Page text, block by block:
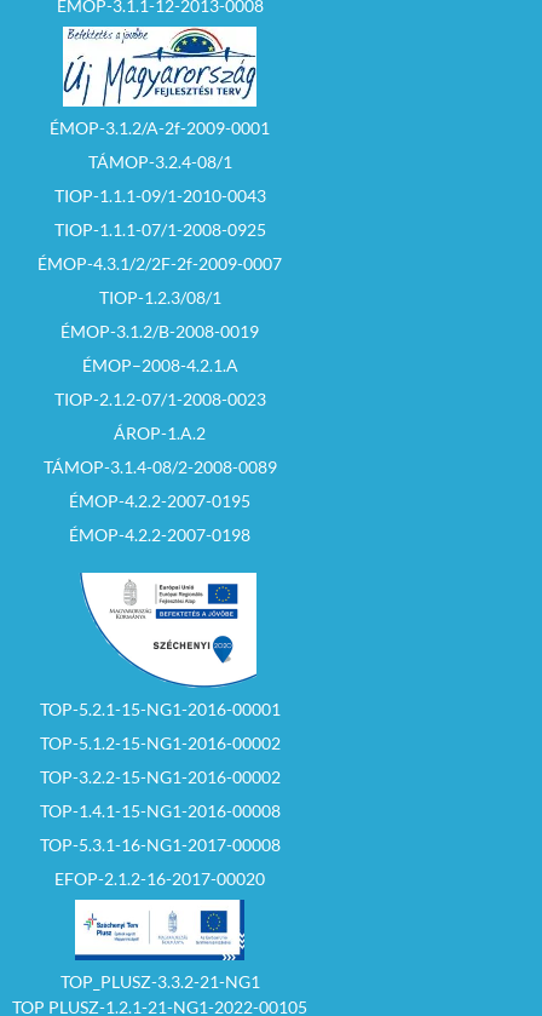
ÉMOP-3.1.1-12-2013-0008
ÉMOP-3.1.2/A-2f-2009-0001
TÁMOP-3.2.4-08/1
TIOP-1.1.1-09/1-2010-0043
TIOP-1.1.1-07/1-2008-0925
ÉMOP-4.3.1/2/2F-2f-2009-0007
TIOP-1.2.3/08/1
ÉMOP-3.1.2/B-2008-0019
ÉMOP–2008-4.2.1.A
TIOP-2.1.2-07/1-2008-0023
ÁROP-1.A.2
TÁMOP-3.1.4-08/2-2008-0089
ÉMOP-4.2.2-2007-0195
ÉMOP-4.2.2-2007-0198
TOP-5.2.1-15-NG1-2016-00001
TOP-5.1.2-15-NG1-2016-00002
TOP-3.2.2-15-NG1-2016-00002
TOP-1.4.1-15-NG1-2016-00008
TOP-5.3.1-16-NG1-2017-00008
EFOP-2.1.2-16-2017-00020
TOP_PLUSZ-3.3.2-21-NG1
TOP PLUSZ-1.2.1-21-NG1-2022-00105